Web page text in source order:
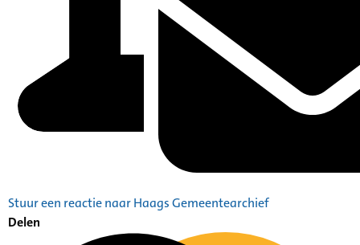
Stuur een reactie naar Haags Gemeentearchief
Delen